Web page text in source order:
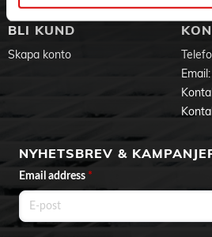
BLI KUND
Skapa konto
Email:
NYHETSBREV &
Email address *